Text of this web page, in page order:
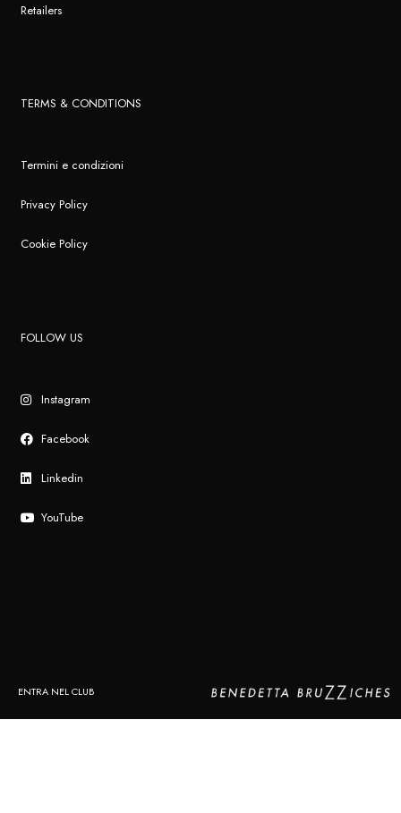
Retailers
TERMS & CONDITIONS
Termini e condizioni
Privacy Policy
Cookie Policy
FOLLOW US
Instagram
Facebook
Linkedin
YouTube
ENTRA NEL CLUB